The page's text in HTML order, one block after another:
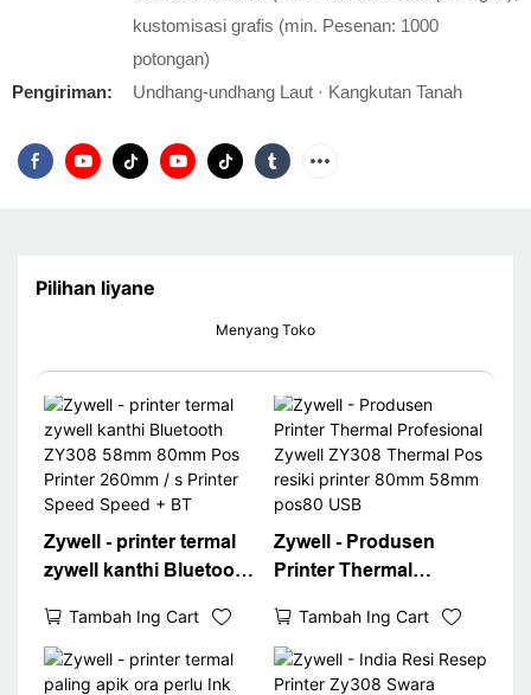
kustomisasi grafis (min. Pesenan: 1000
potongan)
Pengiriman:
Undhang-undhang Laut · Kangkutan Tanah
Pilihan liyane
Menyang Toko
Zywell - printer termal
zywell kanthi Bluetooth
Pos Printer 260mm / s
Printer Speed ​​Speed ​​+
BT
Tambah Ing Cart
Zywell - Produsen
Printer Thermal
ZY308 Thermal Pos
resiki printer 80mm
58mm pos80 USB
Tambah Ing Cart